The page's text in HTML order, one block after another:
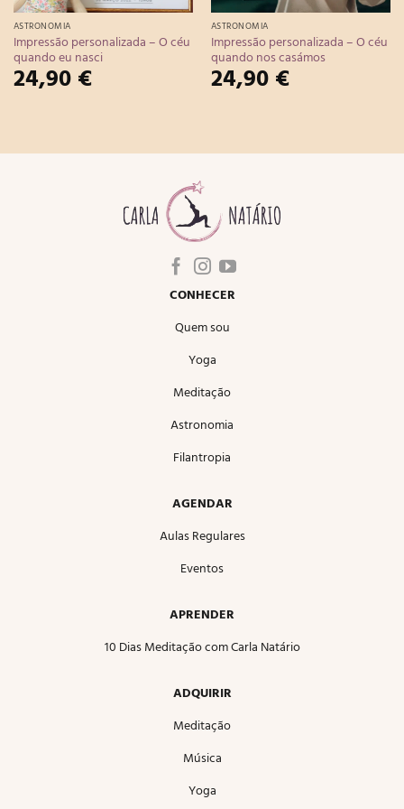
ASTRONOMIA
Impressão personalizada – O céu
quando eu nasci
24,90€
ASTRONOMIA
Impressão personalizada – O céu
quando nos casámos
24,90€
CONHECER
Quem sou
Yoga
Meditação
Astronomia
Filantropia
AGENDAR
Aulas Regulares
Eventos
APRENDER
10 Dias Meditação com Carla Natário
ADQUIRIR
Meditação
Música
Yoga